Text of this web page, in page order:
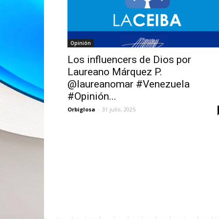
Opinión
Los influencers de Dios por
Laureano Márquez P.
@laureanomar #Venezuela
#Opinión...
Orbiglosa - 31 julio, 2025